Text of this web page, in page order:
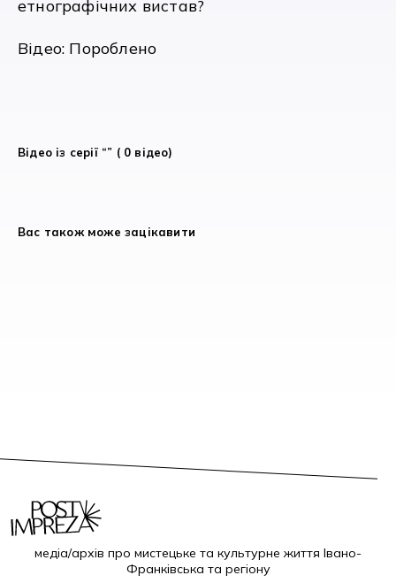
етнографічних вистав?
Відео: Пороблено
Відео із серії “” ( 0 відео)
Вас також може зацікавити
медіа/архів про мистецьке та культурне життя Івано-
Франківська та регіону